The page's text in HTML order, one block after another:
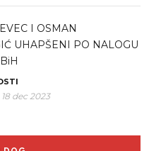
I OSMAN
UHAPŠENI PO NALOGU
18 dec 2023